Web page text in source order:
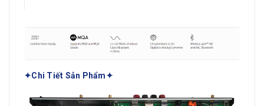
✦Chi Tiết Sản Phẩm✦